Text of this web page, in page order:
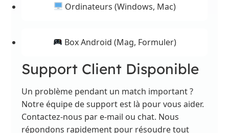
Ordinateurs (Windows, Mac)
Box Android (Mag, Formuler)
Support Client Disponible
Un problème pendant un match important ?
Notre équipe de support est là pour vous aider.
Contactez-nous par e-mail ou chat. Nous
répondons rapidement pour résoudre tout